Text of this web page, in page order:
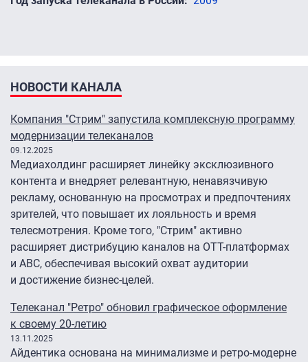
НОВОСТИ КАНАЛА
Компания "Стрим" запустила комплексную программу
модернизации телеканалов
09.12.2025
Медиахолдинг расширяет линейку эксклюзивного
контента и внедряет релевантную, ненавязчивую
рекламу, основанную на просмотрах и предпочтениях
зрителей, что повышает их лояльность и время
телесмотрения. Кроме того, "Стрим" активно
расширяет дистрибуцию каналов на ОТТ-платформах
и АВС, обеспечивая высокий охват аудитории
и достижение бизнес-целей.
Телеканал "Ретро" обновил графическое оформление
к своему 20-летию
13.11.2025
Айдентика основана на минимализме и ретро-модерне